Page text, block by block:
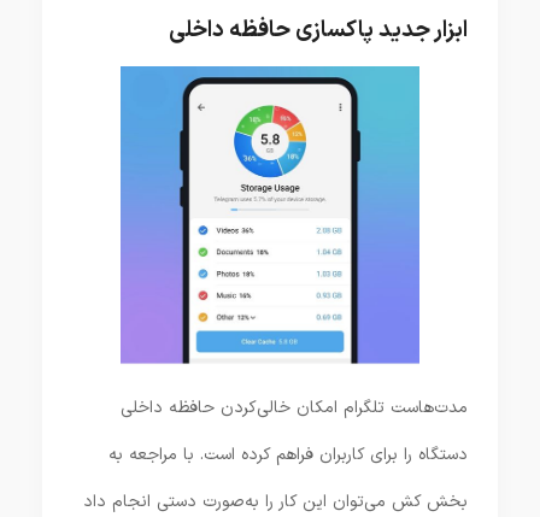
ابزار جدید پاکسازی حافظه داخلی
مدت‌هاست تلگرام امکان خالی‌کردن حافظه داخلی
دستگاه را برای کاربران فراهم کرده است. با مراجعه به
بخش کش می‌توان این کار را به‌صورت دستی انجام داد